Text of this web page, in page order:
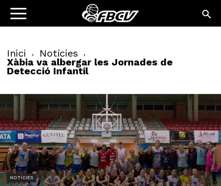
Inici Notícies
Xàbia va albergar les Jornades de
Detecció Infantil
NOTÍCIES